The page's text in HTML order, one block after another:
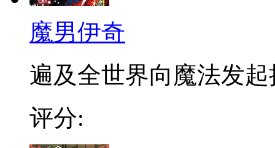
魔男伊奇
遍及全世界向魔法发起
评分: